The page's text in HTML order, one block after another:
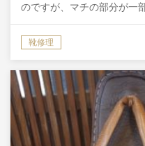
のですが、マチの部分が一
靴修理